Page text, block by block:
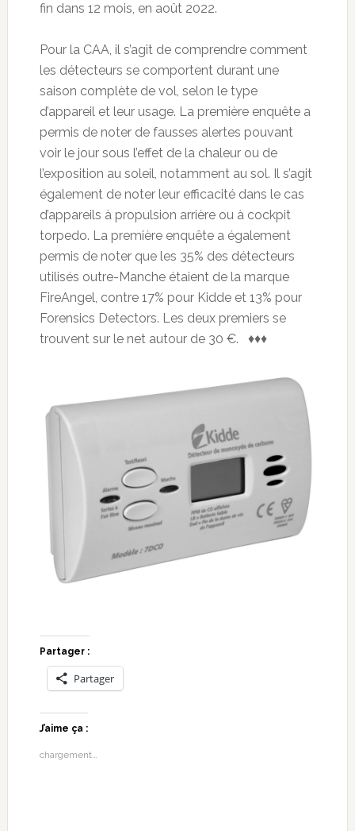
fin dans 12 mois, en août 2022.
Pour la CAA, il s’agit de comprendre comment
les détecteurs se comportent durant une
saison complète de vol, selon le type
d’appareil et leur usage. La première enquête a
permis de noter de fausses alertes pouvant
voir le jour sous l’effet de la chaleur ou de
l’exposition au soleil, notamment au sol. Il s’agit
également de noter leur efficacité dans le cas
d’appareils à propulsion arrière ou à cockpit
torpedo. La première enquête a également
permis de noter que les 35% des détecteurs
utilisés outre-Manche étaient de la marque
FireAngel, contre 17% pour Kidde et 13% pour
Forensics Detectors. Les deux premiers se
trouvent sur le net autour de 30 €. ♦♦♦
Partager :
Partager
J’aime ça :
chargement…